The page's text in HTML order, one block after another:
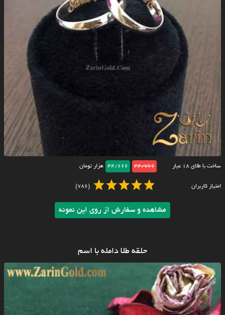
ساخت با طلای ۱۸ عیار 44/766
44/666 هزار تومان
امتیاز کاربران (786)
مشاهده و سفارش از روی این نمونه
حلقه طلا دامله با اسم